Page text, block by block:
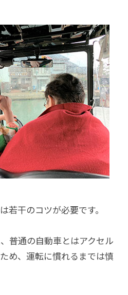
若干のコツが必要です。
普通の自動車とはアクセル
め、運転に慣れるまでは慎